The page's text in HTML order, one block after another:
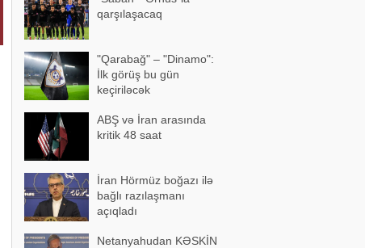
qarşılaşacaq
"Qarabağ" – "Dinamo":
İlk görüş bu gün
keçiriləcək
ABŞ və İran arasında
kritik 48 saat
İran Hörmüz boğazı ilə
bağlı razılaşmanı
açıqladı
Netanyahudan KƏSKİN